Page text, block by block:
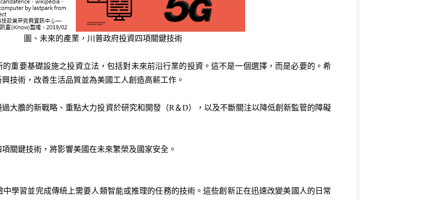
圖、未來的產業，川普政府投資四項關鍵技術
的重要基礎設施之投資立法，包括對未來前沿行業的投資。這不是一個選擇，而是必要的。希
技術，改善生活品質並為美國工人創造高薪工作。
大膽的新戰略、重點大力投資於研究和開發（R＆D），以及不斷關注以降低創新監管的障礙
關鍵技術，將影響美國在未來繁榮及國家安全。
學習並完成傳統上需要人類智能或推理的任務的技術。這些創新正在迅速改變美國人的日常